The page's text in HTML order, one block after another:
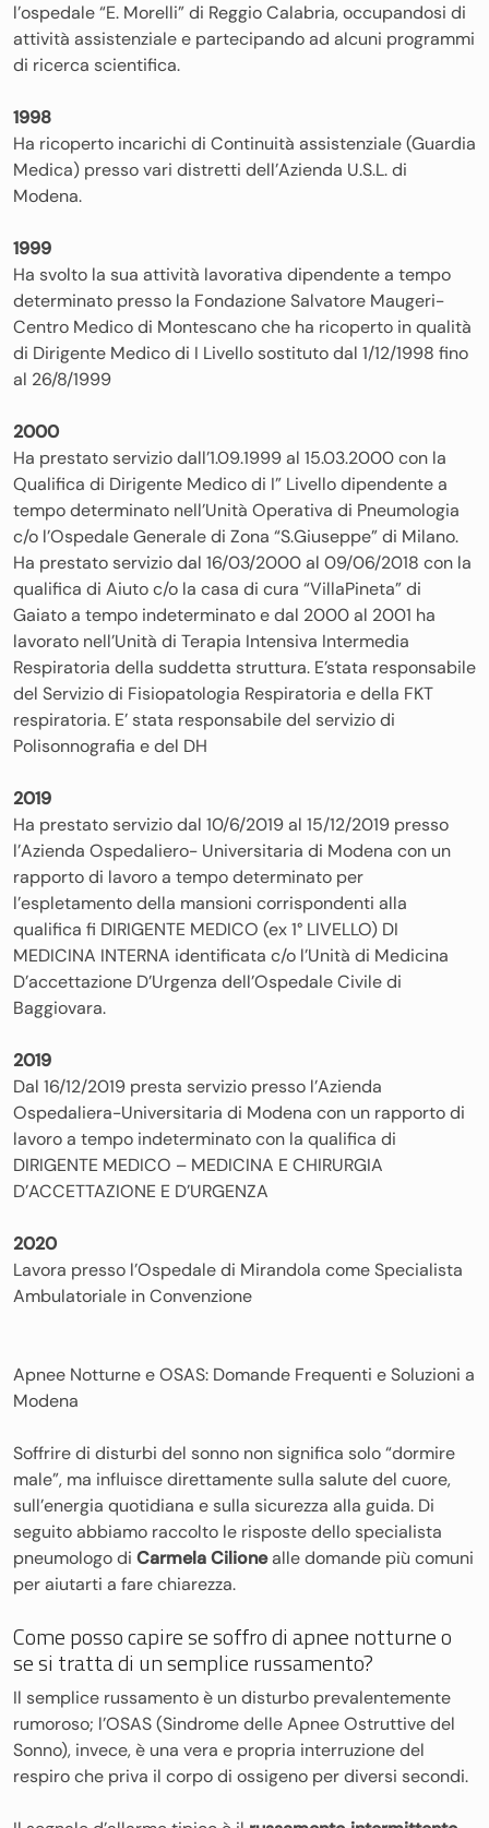
l’ospedale “E. Morelli” di Reggio Calabria, occupandosi di
attività assistenziale e partecipando ad alcuni programmi
di ricerca scientifica.
1998
Ha ricoperto incarichi di Continuità assistenziale (Guardia
Medica) presso vari distretti dell’Azienda U.S.L. di
Modena.
1999
Ha svolto la sua attività lavorativa dipendente a tempo
determinato presso la Fondazione Salvatore Maugeri-
Centro Medico di Montescano che ha ricoperto in qualità
di Dirigente Medico di I Livello sostituto dal 1/12/1998 fino
al 26/8/1999
2000
Ha prestato servizio dall’1.09.1999 al 15.03.2000 con la
Qualifica di Dirigente Medico di I” Livello dipendente a
tempo determinato nell’Unità Operativa di Pneumologia
c/o l’Ospedale Generale di Zona “S.Giuseppe” di Milano.
Ha prestato servizio dal 16/03/2000 al 09/06/2018 con la
qualifica di Aiuto c/o la casa di cura “VillaPineta” di
Gaiato a tempo indeterminato e dal 2000 al 2001 ha
lavorato nell’Unità di Terapia Intensiva Intermedia
Respiratoria della suddetta struttura. E’stata responsabile
del Servizio di Fisiopatologia Respiratoria e della FKT
respiratoria. E’ stata responsabile del servizio di
Polisonnografia e del DH
2019
Ha prestato servizio dal 10/6/2019 al 15/12/2019 presso
l’Azienda Ospedaliero- Universitaria di Modena con un
rapporto di lavoro a tempo determinato per
l’espletamento della mansioni corrispondenti alla
qualifica fi DIRIGENTE MEDICO (ex 1° LIVELLO) DI
MEDICINA INTERNA identificata c/o l’Unità di Medicina
D’accettazione D’Urgenza dell’Ospedale Civile di
Baggiovara.
2019
Dal 16/12/2019 presta servizio presso l’Azienda
Ospedaliera-Universitaria di Modena con un rapporto di
lavoro a tempo indeterminato con la qualifica di
DIRIGENTE MEDICO – MEDICINA E CHIRURGIA
D’ACCETTAZIONE E D’URGENZA
2020
Lavora presso l’Ospedale di Mirandola come Specialista
Ambulatoriale in Convenzione
Apnee Notturne e OSAS: Domande Frequenti e Soluzioni a
Modena
Soffrire di disturbi del sonno non significa solo “dormire
male”, ma influisce direttamente sulla salute del cuore,
sull’energia quotidiana e sulla sicurezza alla guida. Di
seguito abbiamo raccolto le risposte dello specialista
pneumologo di Carmela Cilionealle domande più comuni
per aiutarti a fare chiarezza.
Come posso capire se soffro di apnee notturne o
se si tratta di un semplice russamento?
Il semplice russamento è un disturbo prevalentemente
rumoroso; l’OSAS (Sindrome delle Apnee Ostruttive del
Sonno), invece, è una vera e propria interruzione del
respiro che priva il corpo di ossigeno per diversi secondi.